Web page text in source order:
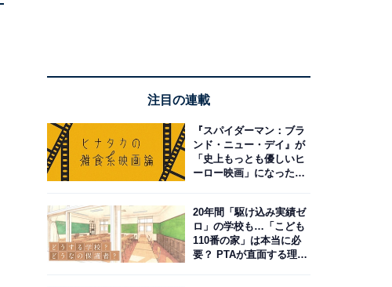
注目の連載
『スパイダーマン：ブラ
ンド・ニュー・デイ』が
「史上もっとも優しいヒ
ーロー映画」になった理
20年間「駆け込み実績ゼ
ロ」の学校も…「こども
110番の家」は本当に必
要？ PTAが直面する理想